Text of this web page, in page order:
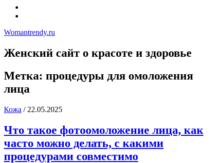
Womantrendy.ru
Женский сайт о красоте и здоровье
Метка: процедуры для омоложения
лица
Кожа / 22.05.2025
Что такое фотоомоложение лица, как
часто можно делать, с какими
процедурами совместимо